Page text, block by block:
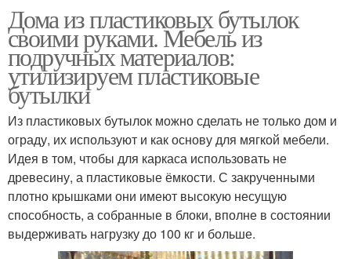
Дома из пластиковых бутылок
своими руками. Мебель из
подручных материалов:
утилизируем пластиковые
бутылки
Из пластиковых бутылок можно сделать не только дом и
ограду, их используют и как основу для мягкой мебели.
Идея в том, чтобы для каркаса использовать не
древесину, а пластиковые ёмкости. С закрученными
плотно крышками они имеют высокую несущую
способность, а собранные в блоки, вполне в состоянии
выдерживать нагрузку до 100 кг и больше.